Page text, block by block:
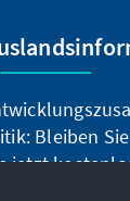
Bleiben
jetzt